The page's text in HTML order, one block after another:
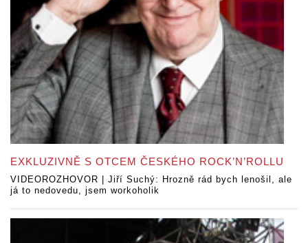
EXKLUZIVNĚ S OTCEM ČESKÉHO ROCK’N’ROLLU
VIDEOROZHOVOR | Jiří Suchý: Hrozně rád bych lenošil, ale
já to nedovedu, jsem workoholik